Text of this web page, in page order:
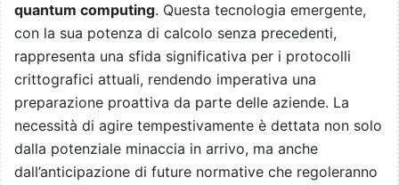
quantum computing. Questa tecnologia emergente,
con la sua potenza di calcolo senza precedenti,
rappresenta una sfida significativa per i protocolli
crittografici attuali, rendendo imperativa una
preparazione proattiva da parte delle aziende. La
necessità di agire tempestivamente è dettata non solo
dalla potenziale minaccia in arrivo, ma anche
dall’anticipazione di future normative che regoleranno